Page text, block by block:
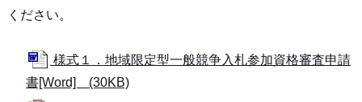
ください。
様式１．地域限定型一般競争入札参加資格審査申請
書[Word] (30KB)